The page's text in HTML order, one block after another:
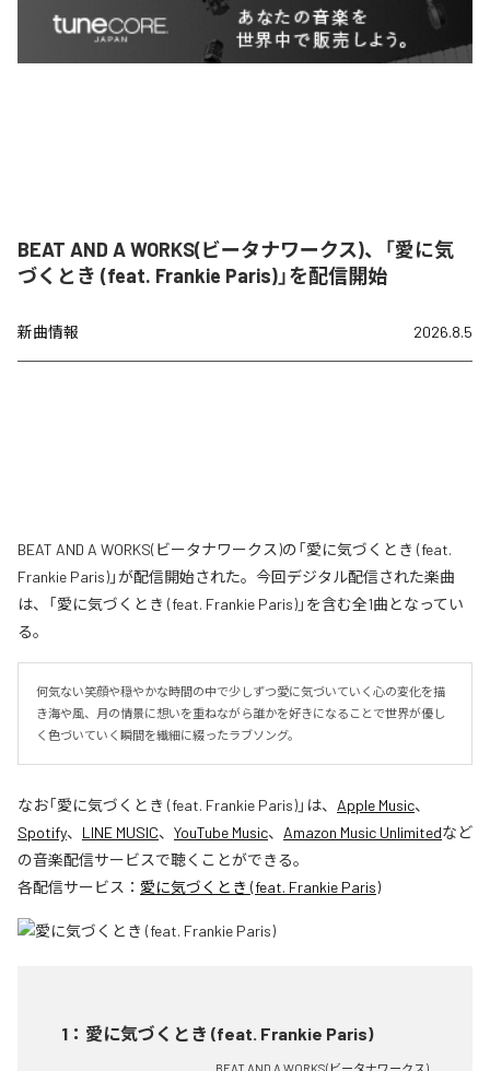
BEAT AND A WORKS(ビータナワークス)、「愛に気
づくとき (feat. Frankie Paris)」を配信開始
新曲情報 2026.8.5
BEAT AND A WORKS(ビータナワークス)の「愛に気づくとき (feat.
Frankie Paris)」が配信開始された。今回デジタル配信された楽曲
は、「愛に気づくとき (feat. Frankie Paris)」を含む全1曲となってい
る。
何気ない笑顔や穏やかな時間の中で少しずつ愛に気づいていく心の変化を描
き海や風、月の情景に想いを重ねながら誰かを好きになることで世界が優し
く色づいていく瞬間を繊細に綴ったラブソング。
なお「愛に気づくとき (feat. Frankie Paris)」は、 Apple Music、
Spotify、 LINE MUSIC、 YouTube Music、 Amazon Music Unlimitedなど
の音楽配信サービスで聴くことができる。
各配信サービス： 愛に気づくとき (feat. Frankie Paris)
1 ： 愛に気づくとき (feat. Frankie Paris)
BEAT AND A WORKS(ビータナワークス)